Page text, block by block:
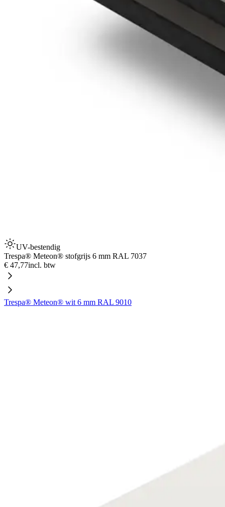
UV-bestendig
Trespa® Meteon® stofgrijs 6 mm RAL 7037
€ 47,77incl. btw
Trespa® Meteon® wit 6 mm RAL 9010